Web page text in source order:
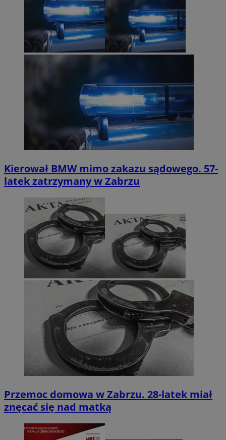
Kierował BMW mimo zakazu sądowego. 57-
latek zatrzymany w Zabrzu
Przemoc domowa w Zabrzu. 28-latek miał
znęcać się nad matką